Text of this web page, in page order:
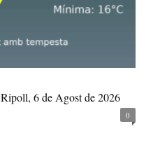
6 de Agost de 2026
0